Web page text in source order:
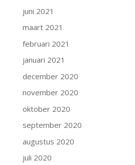
juni 2021
maart 2021
februari 2021
januari 2021
december 2020
november 2020
oktober 2020
september 2020
augustus 2020
juli 2020